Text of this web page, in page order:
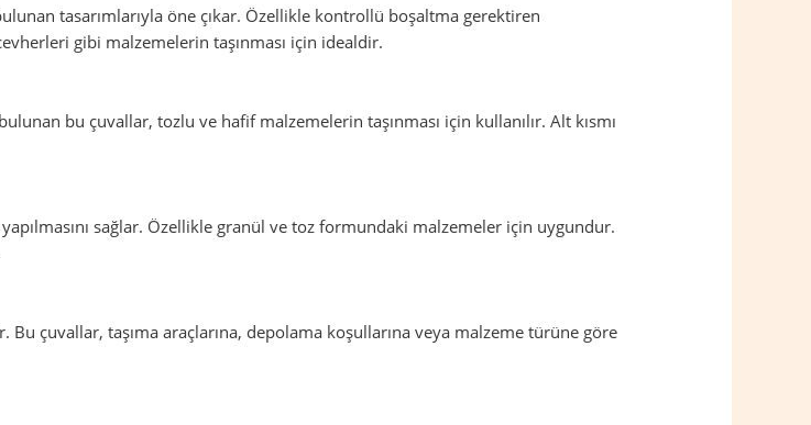
tasarımlarıyla öne çıkar. Özellikle kontrollü boşaltma gerektiren
gibi malzemelerin taşınması için idealdir.
bu çuvallar, tozlu ve hafif malzemelerin taşınması için kullanılır. Alt kısmı
sağlar. Özellikle granül ve toz formundaki malzemeler için uygundur.
çuvallar, taşıma araçlarına, depolama koşullarına veya malzeme türüne göre